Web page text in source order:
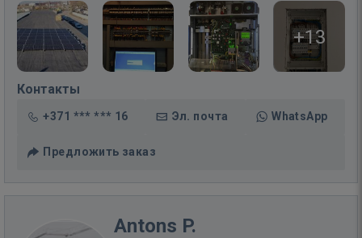
+13
Контакты
+371 *** *** 16 Эл. почта WhatsApp
Предложить заказ
Antons P.